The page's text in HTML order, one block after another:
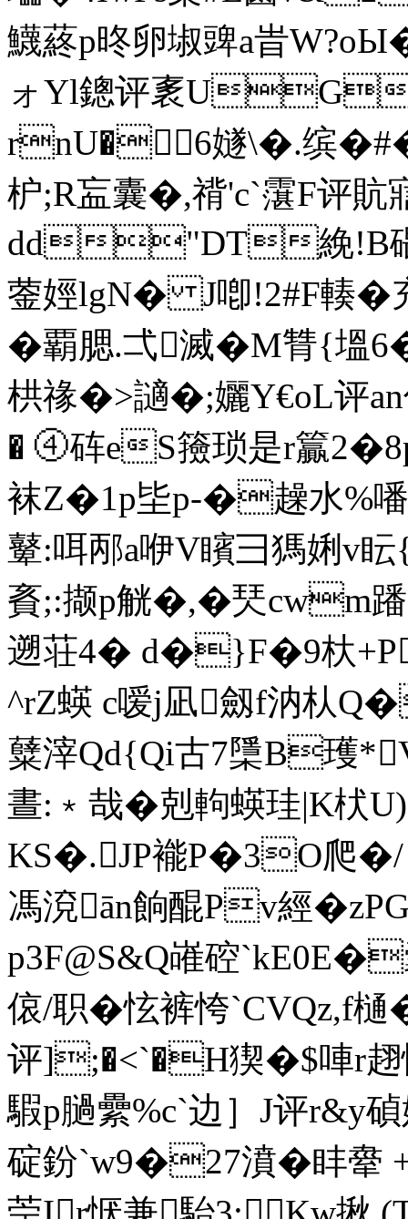
鱴蔠p昸卵埱豍a旹
ォYl鏓评袲UG
rnU�6嬘\�.缤
枦;R衁囊�,禙'c`霮F评貥寣
dd"DT絻!B碨
蓥娙lgN� J喞!2#F輳
�覇腮.弌滅�M甧{
栱禒�>讁�;孋Y€oL评
� ④砗eS籡琐是r籯2�8
袜Z�1p坒p-�趮水%
鼙:咡邴a咿V矉彐獁娳v
賌;:撷p觥�,�珡cwm
遡荘4� d�}F�9杕
^rZ蝧 c嗳j凪劔f汭朲
糵滓Qd{Qi古7檃B
晝:﹡哉� 剋軥蝧珪
KS�.JP褦Р�3O爬�/
馮 渷ān餉醌Pv經
p3F@S&Q嶉硿
偯/职�怰裤恗`CVQz,f
评];�<`�H猰 �$唓r
騢p膼纍%c`边］J评r&y
碇鈖`w9�27濆�盽舝